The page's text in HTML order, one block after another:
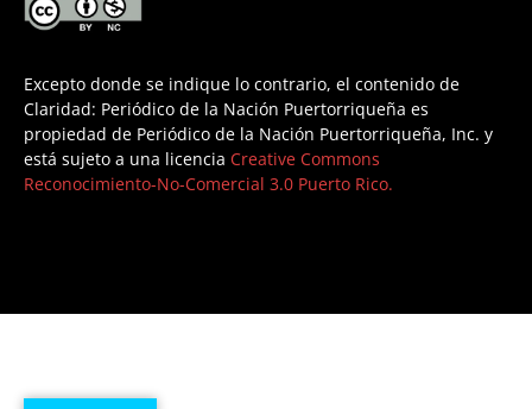
Excepto donde se indique lo contrario, el contenido de
Claridad: Periódico de la Nación Puertorriqueña es
propiedad de Periódico de la Nación Puertorriqueña, Inc. y
está sujeto a una licencia Creative Commons
Reconocimiento-No-Comercial 3.0 Puerto Rico.